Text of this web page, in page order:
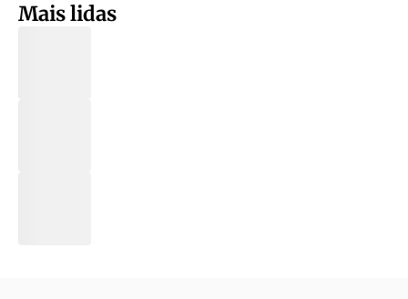
Mais lidas